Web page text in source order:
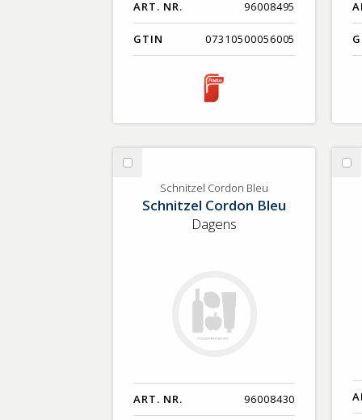
ART. NR. 96008495
GTIN 07310500056005
Välj
Schnitzel
Cordon
Schnitzel Cordon Bleu
Schnitzel Cordon Bleu
Dagens
ART. NR. 96008430
Välj